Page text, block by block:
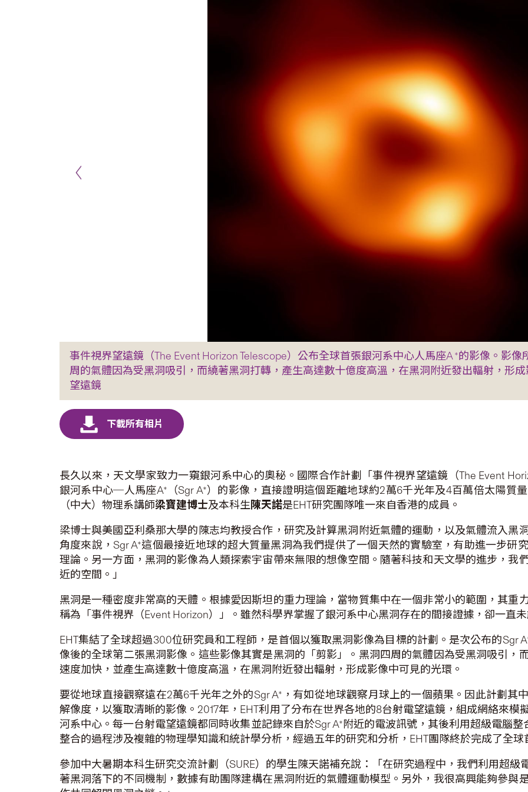
事件視界望遠鏡（The Event Horizon Telescope）公布全球首張銀河系中心人馬座A *的影像。影
周的氣體因為受黑洞吸引，而繞著黑洞打轉，產生高達數十億度高溫，在黑洞附近發出輻射，形
望遠鏡
長久以來，天文學家致力一窺銀河系中心的奧秘。國際合作計劃「事件視界望遠鏡（The Event
銀河系中心─人馬座A*（Sgr A*）的影像，直接證明這個距離地球約2萬6千光年及4百萬倍太陽質
（中大）物理系講師梁寶建博士及本科生陳天諾是EHT研究團隊唯一來自香港的成員。
梁博士與美國亞利桑那大學的陳志均教授合作，研究及計算黑洞附近氣體的運動，以及氣體流入黑
角度來說，Sgr A*這個最接近地球的超大質量黑洞為我們提供了一個天然的實驗室，有助進一步研
理論。另一方面，黑洞的影像為人類探索宇宙帶來無限的想像空間。隨著科技和天文學的進步，
近的空間。」
黑洞是一種密度非常高的天體。根據愛因斯坦的重力理論，當物質集中在一個非常小的範圍，其重
稱為「事件視界（Event Horizon）」。雖然科學界掌握了銀河系中心黑洞存在的間接證據，卻一直
EHT集結了全球超過300位研究員和工程師，是首個以獲取黑洞影像為目標的計劃。是次公布的Sgr
像後的全球第二張黑洞影像。這些影像其實是黑洞的「剪影」。黑洞四周的氣體因為受黑洞吸引，
速度加快，並產生高達數十億度高溫，在黑洞附近發出輻射，形成影像中可見的光環。
要從地球直接觀察遠在2萬6千光年之外的Sgr A*，有如從地球觀察月球上的一個蘋果。因此計劃其
解像度，以獲取清晰的影像。2017年，EHT利用了分布在世界各地的8台射電望遠鏡，組成網絡來
河系中心。每一台射電望遠鏡都同時收集並記錄來自於Sgr A*附近的電波訊號，其後利用超級電腦
整合的過程涉及複雜的物理學知識和統計學分析，經過五年的研究和分析，EHT團隊終於完成了全
參加中大暑期本科生研究交流計劃（SURE）的學生陳天諾補充說：「在研究過程中，我們利用超
著黑洞落下的不同機制，數據有助團隊建構在黑洞附近的氣體運動模型。另外，我很高興能夠參與